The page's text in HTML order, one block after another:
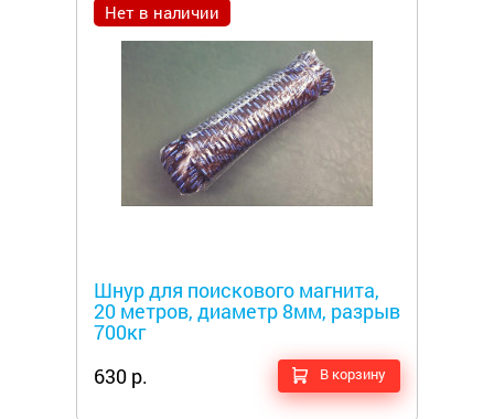
Нет в наличии
Шнур для поискового магнита,
20 метров, диаметр 8мм, разрыв
700кг
630 р.
В корзину